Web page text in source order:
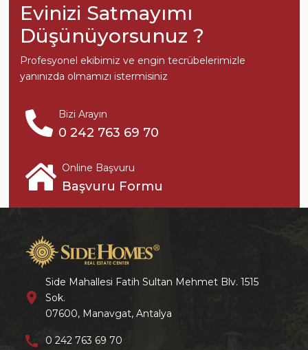
Evinizi Satmayımı
Düşünüyorsunuz ?
Profesyonel ekibimiz ve engin tecrübelerimizle
yanınızda olmamızı istermisiniz
Bizi Arayın
0 242 763 69 70
Online Başvuru
Başvuru Formu
location_on
Side Mahallesi Fatih Sultan Mehmet Blv. 1515
Sok.
07600, Manavgat, Antalya
call 0 242 763 69 70